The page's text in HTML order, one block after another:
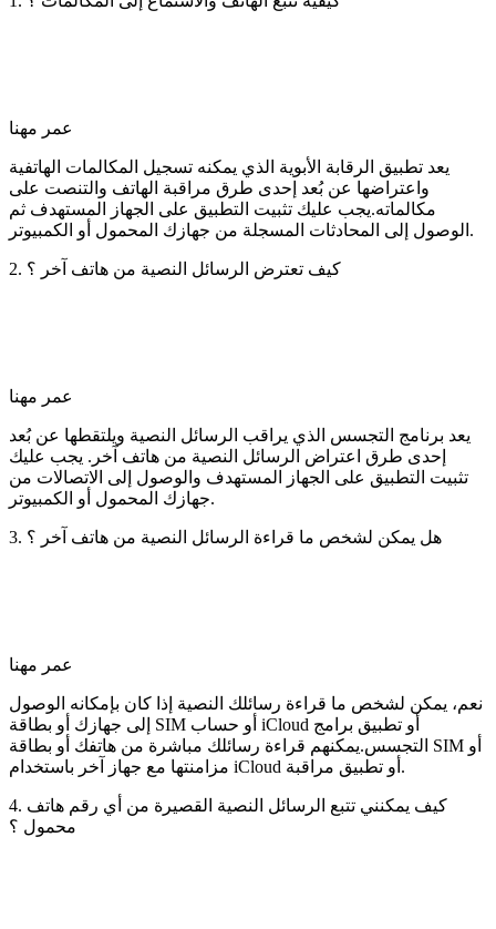
عمر مهنا
يعد تطبيق الرقابة الأبوية الذي يمكنه تسجيل المكالمات الهاتفية
واعتراضها عن بُعد إحدى طرق مراقبة الهاتف والتنصت على
مكالماته.يجب عليك تثبيت التطبيق على الجهاز المستهدف ثم
الوصول إلى المحادثات المسجلة من جهازك المحمول أو الكمبيوتر.
2. كيف تعترض الرسائل النصية من هاتف آخر ؟
عمر مهنا
يعد برنامج التجسس الذي يراقب الرسائل النصية ويلتقطها عن بُعد
إحدى طرق اعتراض الرسائل النصية من هاتف آخر. يجب عليك
تثبيت التطبيق على الجهاز المستهدف والوصول إلى الاتصالات من
جهازك المحمول أو الكمبيوتر.
3. هل يمكن لشخص ما قراءة الرسائل النصية من هاتف آخر ؟
عمر مهنا
نعم، يمكن لشخص ما قراءة رسائلك النصية إذا كان بإمكانه الوصول
إلى جهازك أو بطاقة SIM أو حساب iCloud أو تطبيق برامج
التجسس.يمكنهم قراءة رسائلك مباشرة من هاتفك أو بطاقة SIM أو
مزامنتها مع جهاز آخر باستخدام iCloud أو تطبيق مراقبة.
4. كيف يمكنني تتبع الرسائل النصية القصيرة من أي رقم هاتف
محمول ؟